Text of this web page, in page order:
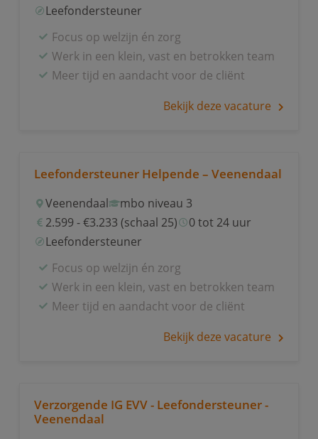
Leefondersteuner
Focus op welzijn én zorg
Werk in een klein, vast en betrokken team
Meer tijd en aandacht voor de cliënt
Bekijk deze vacature
Leefondersteuner Helpende – Veenendaal
Veenendaal
mbo niveau 3
2.599 - €3.233 (schaal 25)
0 tot 24 uur
Leefondersteuner
Focus op welzijn én zorg
Werk in een klein, vast en betrokken team
Meer tijd en aandacht voor de cliënt
Bekijk deze vacature
Verzorgende IG EVV - Leefondersteuner -
Veenendaal